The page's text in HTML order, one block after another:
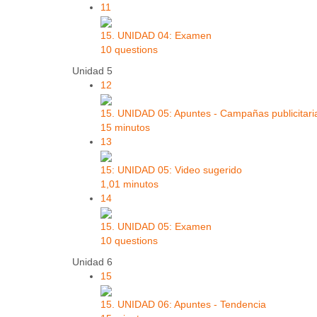
11
15. UNIDAD 04: Examen
10 questions
Unidad 5
12
15. UNIDAD 05: Apuntes - Campañas
15 minutos
13
15: UNIDAD 05: Video sugerido
1,01 minutos
14
15. UNIDAD 05: Examen
10 questions
Unidad 6
15
15. UNIDAD 06: Apuntes - Tendencia